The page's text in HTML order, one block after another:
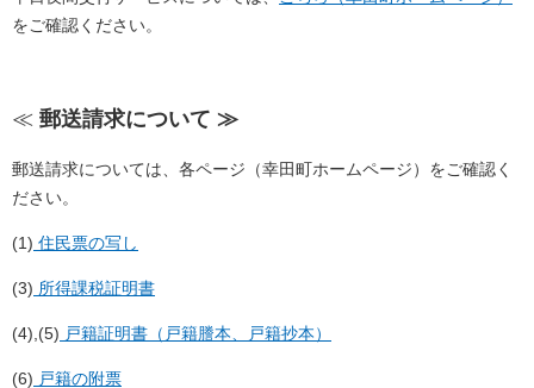
をご確認ください。
≪ 郵送請求について ≫
郵送請求については、各ページ（幸田町ホームページ）をご確認く
ださい。
(1) ​住民票の写し
(3) 所得課税証明書
(4),(5) 戸籍証明書（戸籍謄本、戸籍抄本）
(6) 戸籍の附票